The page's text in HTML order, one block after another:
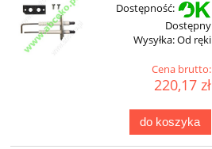
Dostępność:
Dostępny
Wysyłka:Od ręki
Cena brutto:
220,17 zł
do koszyka